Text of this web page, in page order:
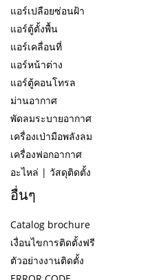
แอร์เปลือยซ่อนฝ้า
แอร์ตู้ตั้งพื้น
แอร์เคลื่อนที่
แอร์หน้าต่าง
แอร์ตู้คอนโทรล
ม่านอากาศ
พัดลมระบายอากาศ
เครื่องเป่ามือพลังลม
เครื่องฟอกอากาศ
อะไหล่ | วัสดุติดตั้ง
อื่นๆ
Catalog brochure
เงื่อนไขการติดตั้งฟรี
ตัวอย่างงานติดตั้ง